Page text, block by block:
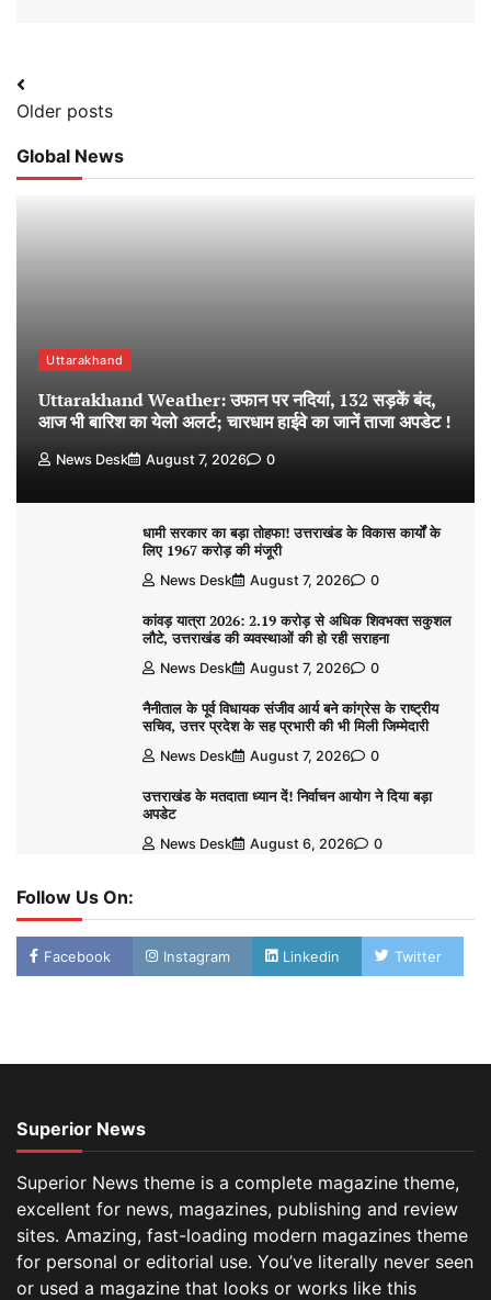
Posts
navigation
Older posts
Global News
Uttarakhand
Uttarakhand Weather: उफान पर नदियां, 132 सड़कें बंद,
आज भी बारिश का येलो अलर्ट; चारधाम हाईवे का जानें ताजा अपडेट !
News Desk August 7, 2026 0
धामी सरकार का बड़ा तोहफा! उत्तराखंड के विकास कार्यों के
लिए 1967 करोड़ की मंजूरी
News Desk August 7, 2026 0
कांवड़ यात्रा 2026: 2.19 करोड़ से अधिक शिवभक्त सकुशल
लौटे, उत्तराखंड की व्यवस्थाओं की हो रही सराहना
News Desk August 7, 2026 0
नैनीताल के पूर्व विधायक संजीव आर्य बने कांग्रेस के राष्ट्रीय
सचिव, उत्तर प्रदेश के सह प्रभारी की भी मिली जिम्मेदारी
News Desk August 7, 2026 0
उत्तराखंड के मतदाता ध्यान दें! निर्वाचन आयोग ने दिया बड़ा
अपडेट
News Desk August 6, 2026 0
Follow Us On:
Facebook Instagram Linkedin Twitter
Superior News
Superior News theme is a complete magazine theme,
excellent for news, magazines, publishing and review
sites. Amazing, fast-loading modern magazines theme
for personal or editorial use. You’ve literally never seen
or used a magazine that looks or works like this